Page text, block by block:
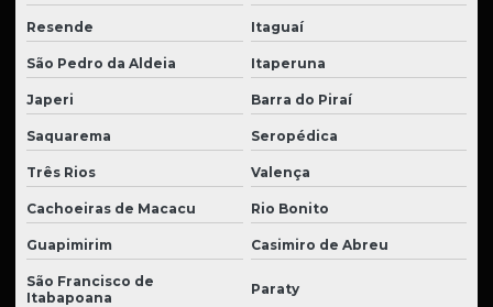
Resende Itaguaí
São Pedro da Aldeia Itaperuna
Japeri Barra do Piraí
Saquarema Seropédica
Três Rios Valença
Cachoeiras de Macacu Rio Bonito
Guapimirim Casimiro de Abreu
São Francisco de
Itabapoana
Paraty